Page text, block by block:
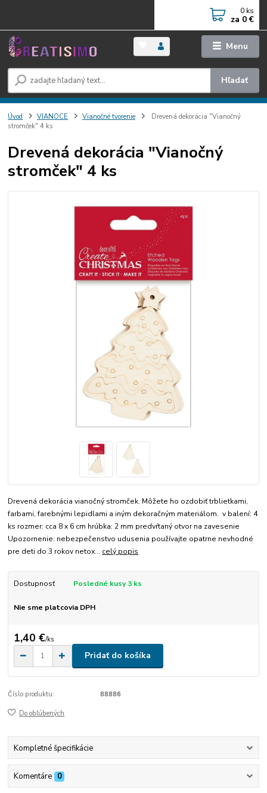
Menu
Hľadať
0 ks
za 0 €
Úvod VIANOCE Vianočné tvorenie
Drevená dekorácia "Vianočný
stromček" 4 ks
Drevená dekorácia "Vianočný
stromček" 4 ks
Drevená dekorácia vianočný stromček. Môžete ho ozdobiť trblietkami,
farbami, farebnými lepidlami a iným dekoračným materiálom. v balení: 4
ks rozmer: cca 8 x 6 cm hrúbka: 2 mm predvŕtaný otvor na zavesenie
Upozornenie: nebezpečenstvo udusenia používajte opatrne nevhodné
pre deti do 3 rokov netox... celý popis
Dostupnosť Posledné kusy 3 ks
Nie sme platcovia DPH
1,40 €/ks
Pridať do košíka
Číslo produktu: 88886
Do obľúbených
Kompletné špecifikácie
Komentáre 0